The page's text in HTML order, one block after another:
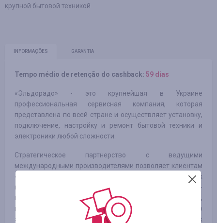
крупной бытовой техникой.
INFORMAÇÕES GARANTIA
Tempo médio de retenção do cashback: 59 dias
«Эльдорадо» - это крупнейшая в Украине
профессиональная сервисная компания, которая
представлена по всей стране и осуществляет установку,
подключение, настройку и ремонт бытовой техники и
электроники любой сложности.
Стратегическое партнерство с ведущими
международными производителями позволяет клиентам
«Эльдорадо» в числе первых узнавать о впечатляющих
инновациях и получать эксклюзивные новинки. Сегодня -
как и каждый день - лидер национального рынка,
компания Эльдорадо предлагает вам лучшую мировую
электронику, заботясь при этом о комфорте, приятных